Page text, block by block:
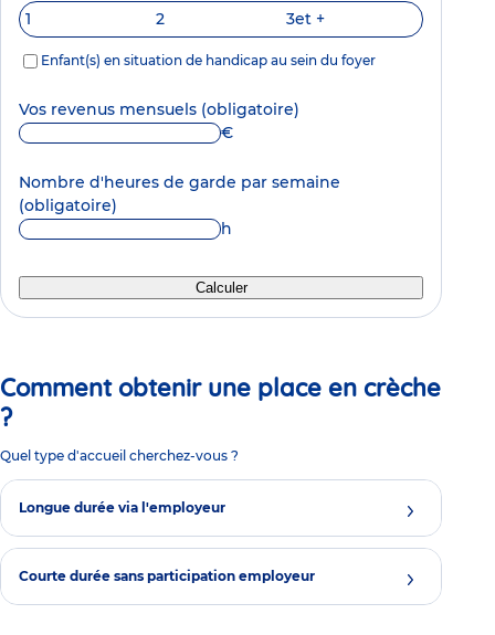
1
2 3et +
Enfant(s) en situation de handicap au sein du foyer
Vos revenus mensuels (obligatoire)
€
Nombre d'heures de garde par semaine
(obligatoire)
h
Calculer
Comment obtenir une place en crèche
?
Quel type d'accueil cherchez-vous ?
Longue durée via l'employeur
Courte durée sans participation employeur